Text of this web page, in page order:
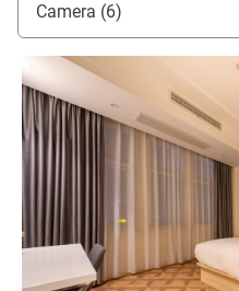
Camera (6)
Visualizza dettagli